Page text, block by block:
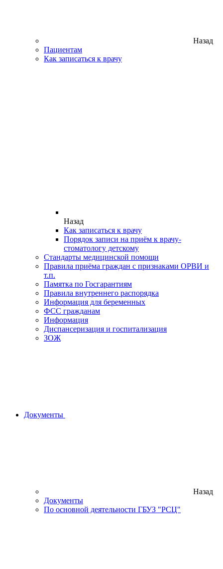
Назад
Пациентам
Как записаться к врачу
Назад
Как записаться к врачу
Порядок записи на приём к врачу-
стоматологу детскому
Стандарты медицинской помощи
Правила приёма граждан с признаками ОРВИ и
т.п.
Памятка по Госгарантиям
Правила внутреннего распорядка
Информация для беременных
ФСС гражданам
Информация
Диспансеризация и госпитализация
ЗОЖ
Документы
Назад
Документы
По основной деятельности ГБУЗ "РСЦ"